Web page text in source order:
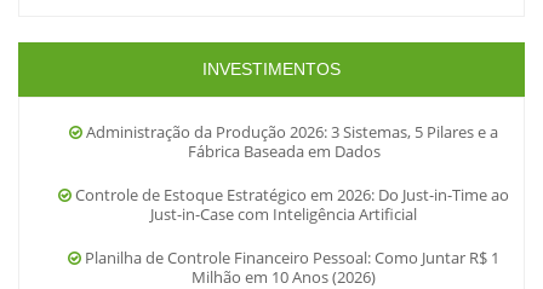
INVESTIMENTOS
Administração da Produção 2026: 3 Sistemas, 5 Pilares e a
Fábrica Baseada em Dados
Controle de Estoque Estratégico em 2026: Do Just-in-Time ao
Just-in-Case com Inteligência Artificial
Planilha de Controle Financeiro Pessoal: Como Juntar R$ 1
Milhão em 10 Anos (2026)